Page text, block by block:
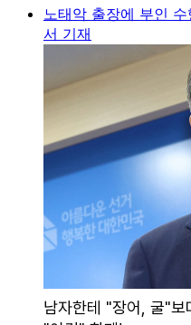
노태악 출장에 부인
서 기재